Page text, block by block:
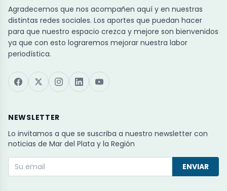
Agradecemos que nos acompañen aquí y en nuestras
distintas redes sociales. Los aportes que puedan hacer
para que nuestro espacio crezca y mejore son bienvenidos
ya que con esto lograremos mejorar nuestra labor
periodística.
NEWSLETTER
Lo invitamos a que se suscriba a nuestro newsletter con
noticias de Mar del Plata y la Región
ENVIAR